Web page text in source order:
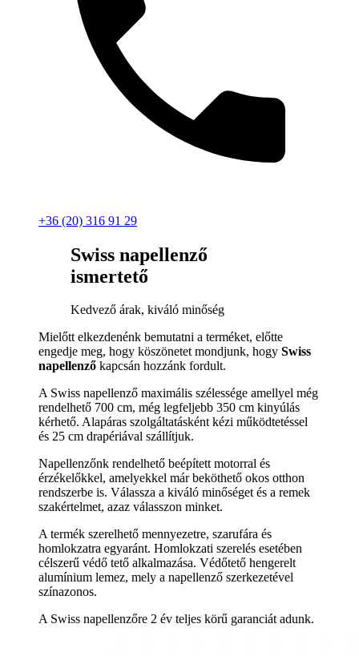
+36 (20) 316 91 29
Swiss napellenző
ismertető
Kedvező árak, kiváló minőség
Mielőtt elkezdenénk bemutatni a terméket, előtte
engedje meg, hogy köszönetet mondjunk, hogy Swiss
napellenző kapcsán hozzánk fordult.
A Swiss napellenző maximális szélessége amellyel még
rendelhető 700 cm, még legfeljebb 350 cm kinyúlás
kérhető. Alapáras szolgáltatásként kézi működtetéssel
és 25 cm drapériával szállítjuk.
Napellenzőnk rendelhető beépített motorral és
érzékelőkkel, amelyekkel már beköthető okos otthon
rendszerbe is. Válassza a kiváló minőséget és a remek
szakértelmet, azaz válasszon minket.
A termék szerelhető mennyezetre, szarufára és
homlokzatra egyaránt. Homlokzati szerelés esetében
célszerű védő tető alkalmazása. Védőtető hengerelt
alumínium lemez, mely a napellenző szerkezetével
színazonos.
A Swiss napellenzőre 2 év teljes körű garanciát adunk.